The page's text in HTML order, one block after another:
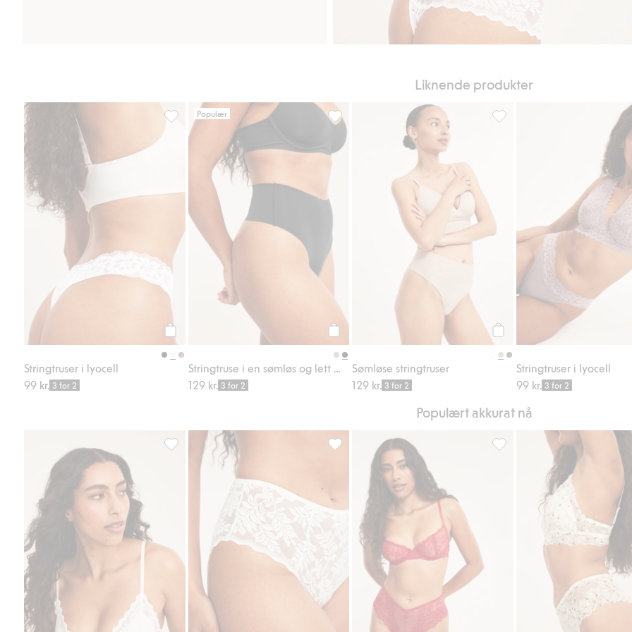
Liknende produkter
Legg til
Stringtruser i lyocell
99 kr. 3 for 2
Stringtruser i lyocell, Legg til i favoriter
Populær
Legg til
129 kr. 3 for 2
Stringtruse i en sømløs og lett modell, Legg til i favoriter
Legg til
Sømløse stringtruser
129 kr. 3 for 2
Sømløse stringtruser, Legg
Stringtruser i lyocell
99 kr. 3 for 2
Populært akkurat nå
Blonde-BH uten bøyle, Legg til i favoriterBrieftruse i blonder, Legg til i favoriterCheeky-truser i blonder,